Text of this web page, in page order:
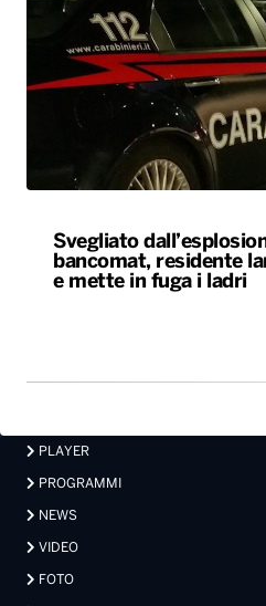
Svegliato
bancomat, residente
e mette in fuga i ladri
PLAYER
PROGRAMMI
NEWS
VIDEO
FOTO